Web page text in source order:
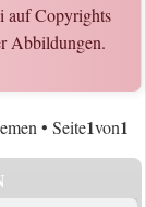
auf Copyrights
Abbildungen.
• Seite1von1